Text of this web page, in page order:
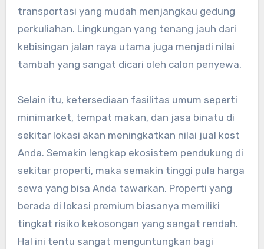
transportasi yang mudah menjangkau gedung
perkuliahan. Lingkungan yang tenang jauh dari
kebisingan jalan raya utama juga menjadi nilai
tambah yang sangat dicari oleh calon penyewa.
Selain itu, ketersediaan fasilitas umum seperti
minimarket, tempat makan, dan jasa binatu di
sekitar lokasi akan meningkatkan nilai jual kost
Anda. Semakin lengkap ekosistem pendukung di
sekitar properti, maka semakin tinggi pula harga
sewa yang bisa Anda tawarkan. Properti yang
berada di lokasi premium biasanya memiliki
tingkat risiko kekosongan yang sangat rendah.
Hal ini tentu sangat menguntungkan bagi